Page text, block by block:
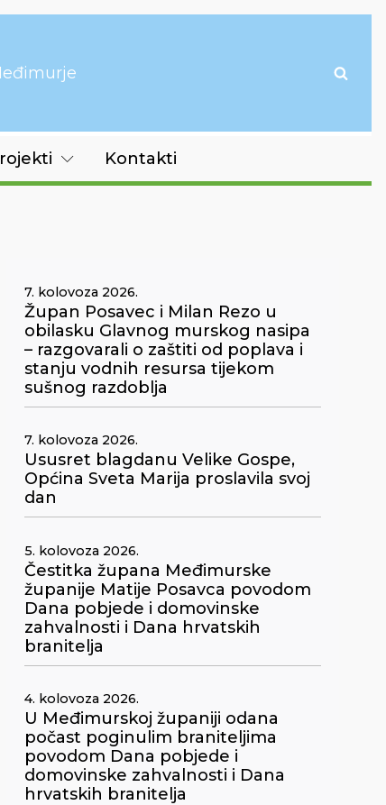
Kontakti
7. kolovoza 2026.
Župan Posavec i Milan Rezo u
obilasku Glavnog murskog nasipa
– razgovarali o zaštiti od poplava i
stanju vodnih resursa tijekom
sušnog razdoblja
7. kolovoza 2026.
Ususret blagdanu Velike Gospe,
Općina Sveta Marija proslavila svoj
dan
5. kolovoza 2026.
Čestitka župana Međimurske
županije Matije Posavca povodom
Dana pobjede i domovinske
zahvalnosti i Dana hrvatskih
branitelja
4. kolovoza 2026.
U Međimurskoj županiji odana
počast poginulim braniteljima
povodom Dana pobjede i
domovinske zahvalnosti i Dana
hrvatskih branitelja